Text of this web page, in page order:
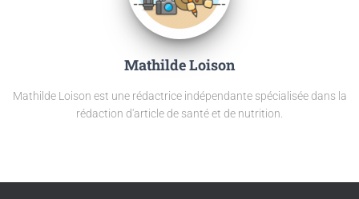
Mathilde Loison
Mathilde Loison est une rédactrice indépendante spécialisée dans la
rédaction d'article de santé et de nutrition.